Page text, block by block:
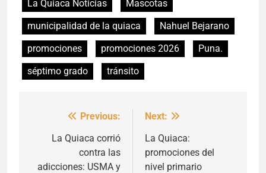
La Quiaca Noticias
Mascotas
municipalidad de la quiaca
Nahuel Bejarano
promociones
promociones 2026
Puna.
séptimo grado
tránsito
Navegación
entradas
Previous:
La Quiaca corrió
contra las
adicciones: USMA y
Next:
La Quiaca:
promociones del
nivel primario